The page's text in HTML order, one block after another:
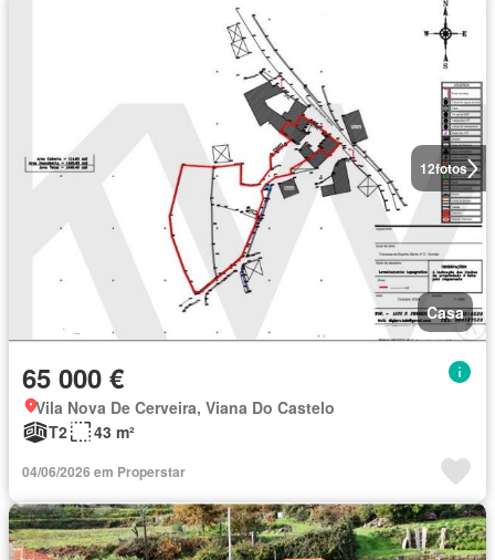
12fotos
Casa
65 000 €
Vila Nova De Cerveira, Viana Do Castelo
T2
43 m²
04/06/2026 em Properstar